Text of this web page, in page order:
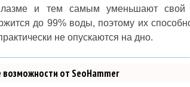
и тем самым уменьшают свой
до 99% воды, поэтому их
не опускаются на дно.
от SeoHammer